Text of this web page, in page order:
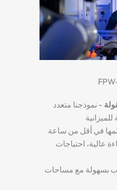
- نموذجنا متعدد
في أقل من ساعة
عالية، احتياجات
بسهولة مع مساحات